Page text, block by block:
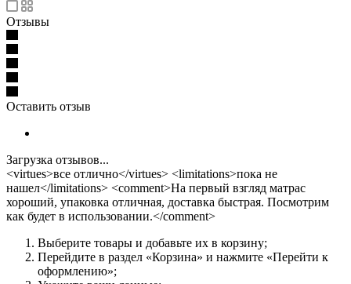
Отзывы
Оставить отзыв
Загрузка отзывов...
<virtues>все отлично</virtues> <limitations>пока не
нашел</limitations> <comment>На первый взгляд матрас
хороший, упаковка отличная, доставка быстрая. Посмотрим
как будет в использовании.</comment>
Выберите товары и добавьте их в корзину;
Перейдите в раздел «Корзина» и нажмите «Перейти к
оформлению»;